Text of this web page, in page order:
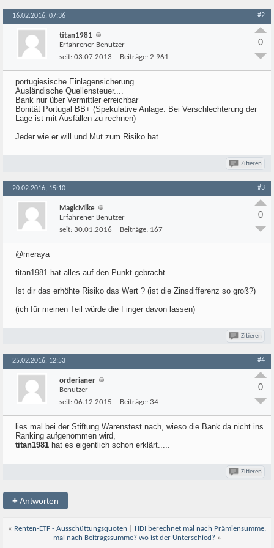
16.02.2016, 07:36 #2
titan1981
Erfahrener Benutzer
seit: 03.07.2013 Beiträge: 2.961
0
portugiesische Einlagensicherung....
Ausländische Quellensteuer....
Bank nur über Vermittler erreichbar
Bonität Portugal BB+ (Spekulative Anlage. Bei Verschlechterung der
Lage ist mit Ausfällen zu rechnen)
Jeder wie er will und Mut zum Risiko hat.
Zitieren
20.02.2016, 15:10 #3
MagicMike
Erfahrener Benutzer
seit: 30.01.2016 Beiträge: 167
0
@meraya
titan1981 hat alles auf den Punkt gebracht.
Ist dir das erhöhte Risiko das Wert ? (ist die Zinsdifferenz so groß?)
(ich für meinen Teil würde die Finger davon lassen)
Zitieren
25.02.2016, 12:53 #4
orderianer
Benutzer
seit: 06.12.2015 Beiträge: 34
0
lies mal bei der Stiftung Warenstest nach, wieso die Bank da nicht ins
Ranking aufgenommen wird,
titan1981 hat es eigentlich schon erklärt.....
Zitieren
+Antworten
« Renten-ETF - Ausschüttungsquoten
HDI berechnet mal nach Prämiensumme,
mal nach Beitragssumme? wo ist der Unterschied? »